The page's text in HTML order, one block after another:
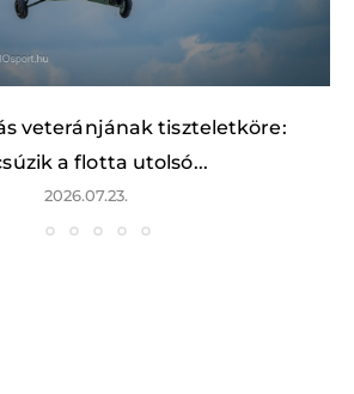
veteránjának tiszteletköre:
a flotta utolsó...
2026.07.23.